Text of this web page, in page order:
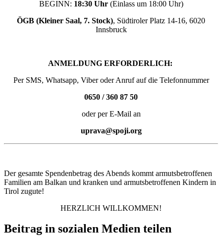
BEGINN: 18:30 Uhr(Einlass um 18:00 Uhr)
ÖGB (Kleiner Saal, 7. Stock), Südtiroler Platz 14-16, 6020
Innsbruck
ANMELDUNG ERFORDERLICH:
Per SMS, Whatsapp, Viber oder Anruf auf die Telefonnummer
0650 / 360 87 50
oder per E-Mail an
uprava@spoji.org
Der gesamte Spendenbetrag des Abends kommt armutsbetroffenen
Familien am Balkan und kranken und armutsbetroffenen Kindern in
Tirol zugute!
HERZLICH WILLKOMMEN!
Beitrag in sozialen Medien teilen